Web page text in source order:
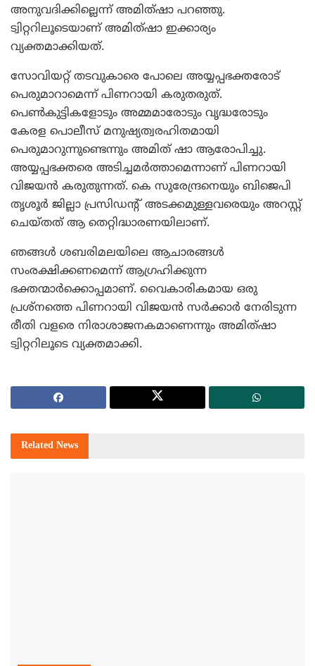
അനുവദിക്കില്ലെന്ന് അമിത്ഷാ പറഞ്ഞു.
ട്വിറ്ററിലൂടെയാണ് അമിത്ഷാ ഇക്കാര്യം
വ്യക്തമാക്കിയത്.
സോവിയറ്റ് തടവുകാരെ പോലെ അയ്യപ്പഭക്തരോട്
പെരുമാറാമെന്ന് പിണറായി കരുതരുത്.
പെണ്‍കുട്ടികളോടും അമ്മമാരോടും വൃദ്ധരോടും
കേരള പൊലീസ് മനുഷ്യത്വരഹിതമായി
പെരുമാറുന്നുണ്ടെന്നും അമിത് ഷാ ആരോപിച്ചു.
അയ്യപ്പഭക്തരെ അടിച്ചമര്‍ത്താമെന്നാണ് പിണറായി
വിജയന്‍ കരുതുന്നത്. കെ സുരേന്ദ്രനെയും ബിജെപി
തൃശൂര്‍ ജില്ലാ പ്രസിഡന്റ് അടക്കമുള്ളവരെയും അറസ്റ്റ്
ചെയ്തത് ആ തെറ്റിദ്ധാരണയിലാണ്.
ഞങ്ങള്‍ ശബരിമലയിലെ ആചാരങ്ങള്‍
സംരക്ഷിക്കണമെന്ന് ആഗ്രഹിക്കുന്ന
ഭക്തന്മാര്‍ക്കൊപ്പമാണ്. വൈകാരികമായ ഒരു
പ്രശ്‌നത്തെ പിണറായി വിജയന്‍ സര്‍ക്കാര്‍ നേരിടുന്ന
രീതി വളരെ നിരാശാജനകമാണെന്നും അമിത്ഷാ
ട്വിറ്ററിലൂടെ വ്യക്തമാക്കി.
Related News